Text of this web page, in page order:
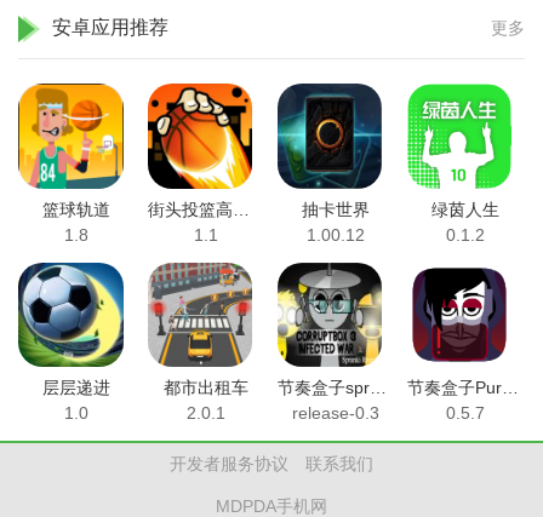
安卓应用推荐 更多
篮球轨道
1.8
1.1
抽卡世界
1.00.12
绿茵人生
0.1.2
层层递进
1.0
都市出租车
2.0.1
节奏盒子sprunki热门合集
release-0.3
节奏盒子PurpleCity模组
0.5.7
开发者服务协议 联系我们
MDPDA手机网